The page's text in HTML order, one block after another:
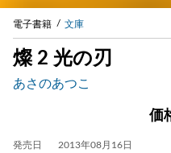
電子書籍 文庫
燦 2 光の刃
あさのあつこ
価
発売日
2013年08月16日